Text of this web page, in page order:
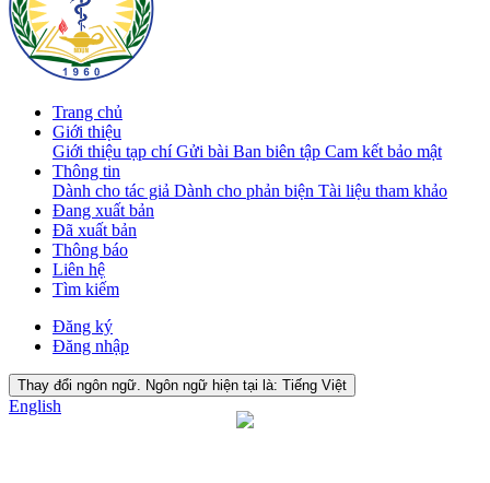
Trang chủ
Giới thiệu
Giới thiệu tạp chíGửi bài Ban biên tập Cam kết bảo mật
Thông tin
Dành cho tác giả Dành cho phản biện Tài liệu tham khảo
Đang xuất bản
Đã xuất bản
Thông báo
Liên hệ
Tìm kiếm
Đăng ký
Đăng nhập
Thay đổi ngôn ngữ. Ngôn ngữ hiện tại là: Tiếng Việt
English